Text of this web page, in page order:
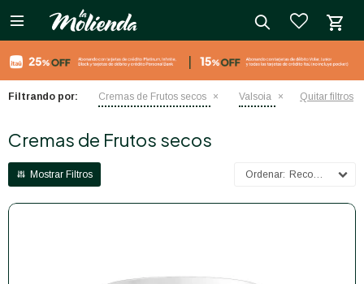

Filtrando por: Cremas de Frutos secos Valsoia Quitar filtros
Cremas de Frutos secos
Recomendados